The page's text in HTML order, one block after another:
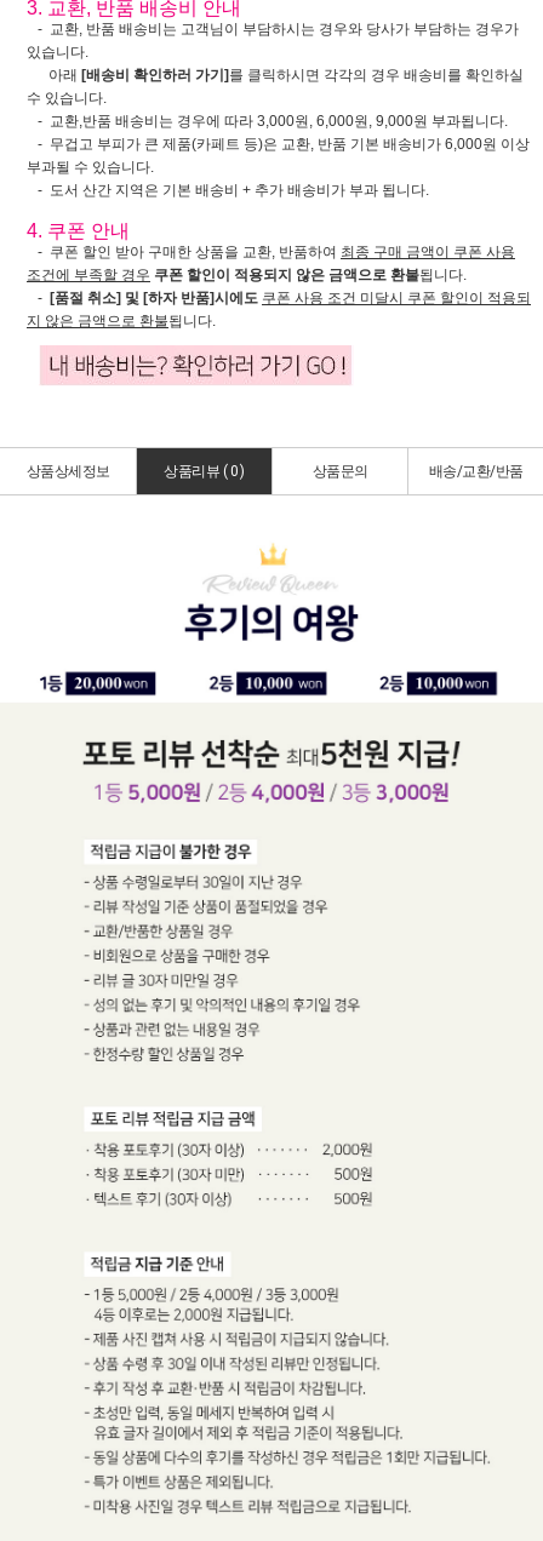
3. 교환, 반품 배송비 안내
- 교환, 반품 배송비는 고객님이 부담하시는 경우와 당사가 부담하는 경우가
있습니다.
아래 [배송비 확인하러 가기] 를 클릭하시면 각각의 경우 배송비를 확인하실
수 있습니다.
- 교환,반품 배송비는 경우에 따라 3,000원, 6,000원, 9,000원 부과됩니다.
- 무겁고 부피가 큰 제품(카페트 등)은 교환, 반품 기본 배송비가 6,000원 이상
부과될 수 있습니다.
- 도서 산간 지역은 기본 배송비 + 추가 배송비가 부과 됩니다.
4. 쿠폰 안내
- 쿠폰 할인 받아 구매한 상품을 교환, 반품하여 최종 구매 금액이 쿠폰 사용
조건에 부족할 경우 쿠폰 할인이 적용되지 않은 금액으로 환불됩니다.
- [품절 취소] 및 [하자 반품]시에도 쿠폰 사용 조건 미달시 쿠폰 할인이 적용되
지 않은 금액으로 환불됩니다.
상품상세정보 상품리뷰 ( 0) 상품문의 배송/교환/반품